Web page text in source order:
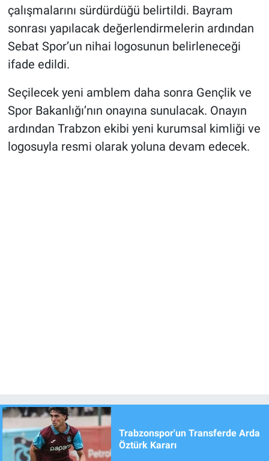
çalışmalarını sürdürdüğü belirtildi. Bayram
sonrası yapılacak değerlendirmelerin ardından
Sebat Spor’un nihai logosunun belirleneceği
ifade edildi.
Seçilecek yeni amblem daha sonra Gençlik ve
Spor Bakanlığı’nın onayına sunulacak. Onayın
ardından Trabzon ekibi yeni kurumsal kimliği ve
logosuyla resmi olarak yoluna devam edecek.
Trabzonspor'un Transferde Arda
Öztürk Kararı